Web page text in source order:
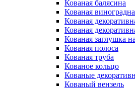
Кованая балясина
Кованая
Кованая
Кованая
Кованая заглушка
Кованая полоса
Кованая труба
Кованое кольцо
Кованые
Кованый вензель